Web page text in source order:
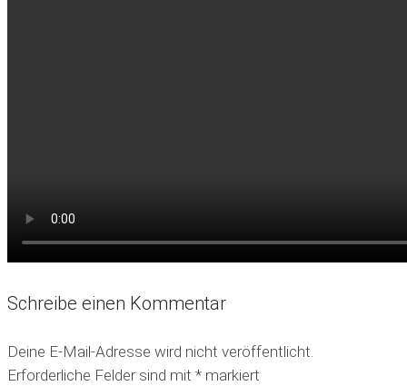
Schreibe einen Kommentar
Deine E-Mail-Adresse wird nicht veröffentlicht.
Erforderliche Felder sind mit * markiert